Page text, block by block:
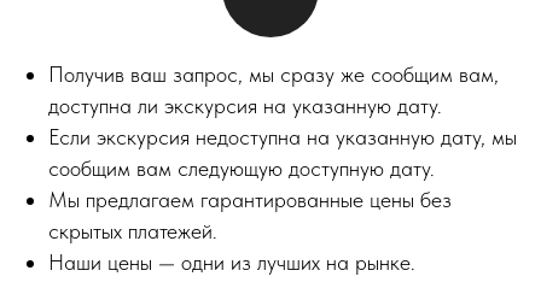
Получив ваш запрос, мы сразу же сообщим вам,
доступна ли экскурсия на указанную дату.
Если экскурсия недоступна на указанную дату, мы
сообщим вам следующую доступную дату.
Мы предлагаем гарантированные цены без
скрытых платежей.
Наши цены — одни из лучших на рынке.